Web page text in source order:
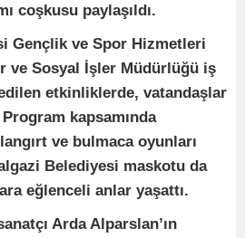
coşkusu paylaşıldı.
Gençlik ve Spor Hizmetleri
ve Sosyal İşler Müdürlüğü iş
etkinliklerde, vatandaşlar
kapsamında
ve bulmaca oyunları
Belediyesi maskotu da
eğlenceli anlar yaşattı.
Arda Alparslan’ın